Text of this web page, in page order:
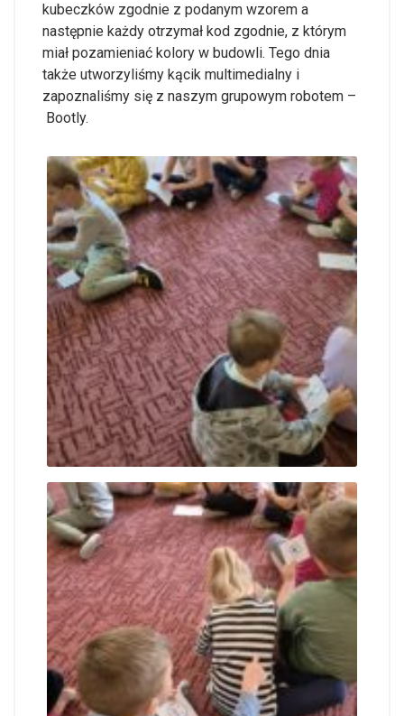
kubeczków zgodnie z podanym wzorem a
następnie każdy otrzymał kod zgodnie, z którym
miał pozamieniać kolory w budowli. Tego dnia
także utworzyliśmy kącik multimedialny i
zapoznaliśmy się z naszym grupowym robotem –
Bootly.